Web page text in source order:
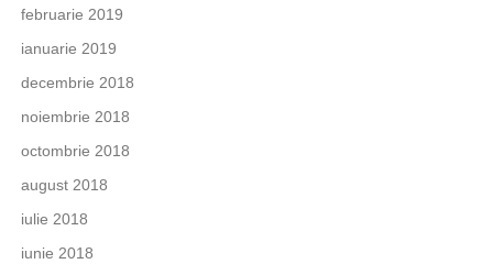
februarie 2019
ianuarie 2019
decembrie 2018
noiembrie 2018
octombrie 2018
august 2018
iulie 2018
iunie 2018